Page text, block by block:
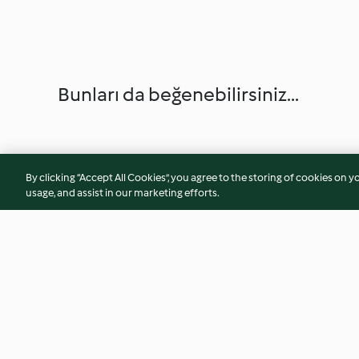
Bunları da beğenebilirsiniz...
By clicking “Accept All Cookies”, you agree to the storing of cookies on
usage, and assist in our marketing efforts.